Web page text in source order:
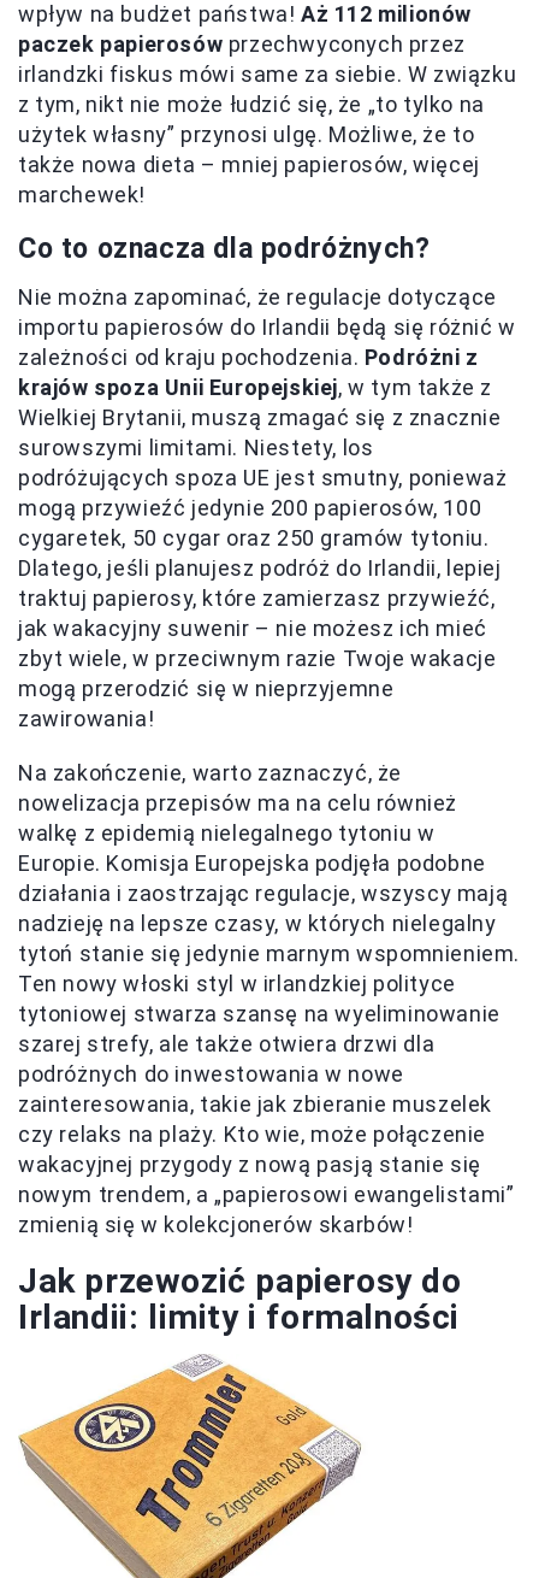
wpływ na budżet państwa!Aż 112 milionów
paczek papierosów przechwyconych przez
irlandzki fiskus mówi same za siebie. W związku
z tym, nikt nie może łudzić się, że „to tylko na
użytek własny” przynosi ulgę. Możliwe, że to
także nowa dieta – mniej papierosów, więcej
marchewek!
Co to oznacza dla podróżnych?
Nie można zapominać, że regulacje dotyczące
importu papierosów do Irlandii będą się różnić w
zależności od kraju pochodzenia. Podróżni z
krajów spoza Unii Europejskiej, w tym także z
Wielkiej Brytanii, muszą zmagać się z znacznie
surowszymi limitami. Niestety, los
podróżujących spoza UE jest smutny, ponieważ
mogą przywieźć jedynie 200 papierosów, 100
cygaretek, 50 cygar oraz 250 gramów tytoniu.
Dlatego, jeśli planujesz podróż do Irlandii, lepiej
traktuj papierosy, które zamierzasz przywieźć,
jak wakacyjny suwenir – nie możesz ich mieć
zbyt wiele, w przeciwnym razie Twoje wakacje
mogą przerodzić się w nieprzyjemne
zawirowania!
Na zakończenie, warto zaznaczyć, że
nowelizacja przepisów ma na celu również
walkę z epidemią nielegalnego tytoniu w
Europie. Komisja Europejska podjęła podobne
działania i zaostrzając regulacje, wszyscy mają
nadzieję na lepsze czasy, w których nielegalny
tytoń stanie się jedynie marnym wspomnieniem.
Ten nowy włoski styl w irlandzkiej polityce
tytoniowej stwarza szansę na wyeliminowanie
szarej strefy, ale także otwiera drzwi dla
podróżnych do inwestowania w nowe
zainteresowania, takie jak zbieranie muszelek
czy relaks na plaży. Kto wie, może połączenie
wakacyjnej przygody z nową pasją stanie się
nowym trendem, a „papierosowi ewangelistami”
zmienią się w kolekcjonerów skarbów!
Jak przewozić papierosy do
Irlandii: limity i formalności